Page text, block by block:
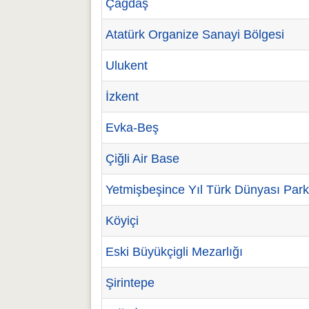
Çağdaş
Atatürk Organize Sanayi Bölgesi
Ulukent
İzkent
Evka-Beş
Çiğli Air Base
Yetmişbeşince Yıl Türk Dünyası
Köyiçi
Eski Büyükçigli Mezarlığı
Şirintepe